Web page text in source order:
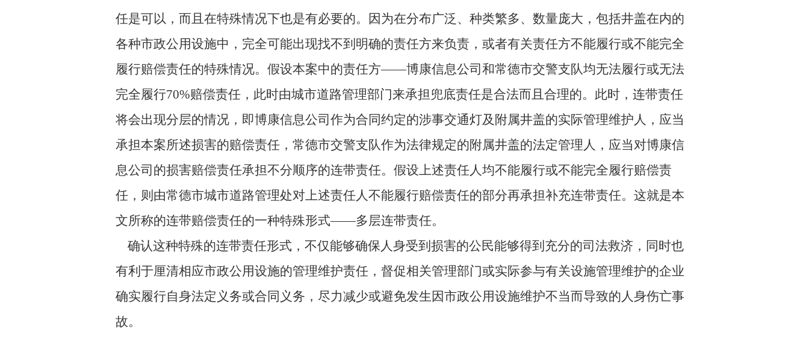
任是可以，而且在特殊情况下也是有必要的。因为在分布广泛、种类繁多、数量庞大，包括井盖在内的
各种市政公用设施中，完全可能出现找不到明确的责任方来负责，或者有关责任方不能履行或不能完全
履行赔偿责任的特殊情况。假设本案中的责任方——博康信息公司和常德市交警支队均无法履行或无法
完全履行70%赔偿责任，此时由城市道路管理部门来承担兜底责任是合法而且合理的。此时，连带责任
将会出现分层的情况，即博康信息公司作为合同约定的涉事交通灯及附属井盖的实际管理维护人，应当
承担本案所述损害的赔偿责任，常德市交警支队作为法律规定的附属井盖的法定管理人，应当对博康信
息公司的损害赔偿责任承担不分顺序的连带责任。假设上述责任人均不能履行或不能完全履行赔偿责
任，则由常德市城市道路管理处对上述责任人不能履行赔偿责任的部分再承担补充连带责任。这就是本
文所称的连带赔偿责任的一种特殊形式——多层连带责任。
确认这种特殊的连带责任形式，不仅能够确保人身受到损害的公民能够得到充分的司法救济，同时也
有利于厘清相应市政公用设施的管理维护责任，督促相关管理部门或实际参与有关设施管理维护的企业
确实履行自身法定义务或合同义务，尽力减少或避免发生因市政公用设施维护不当而导致的人身伤亡事
故。